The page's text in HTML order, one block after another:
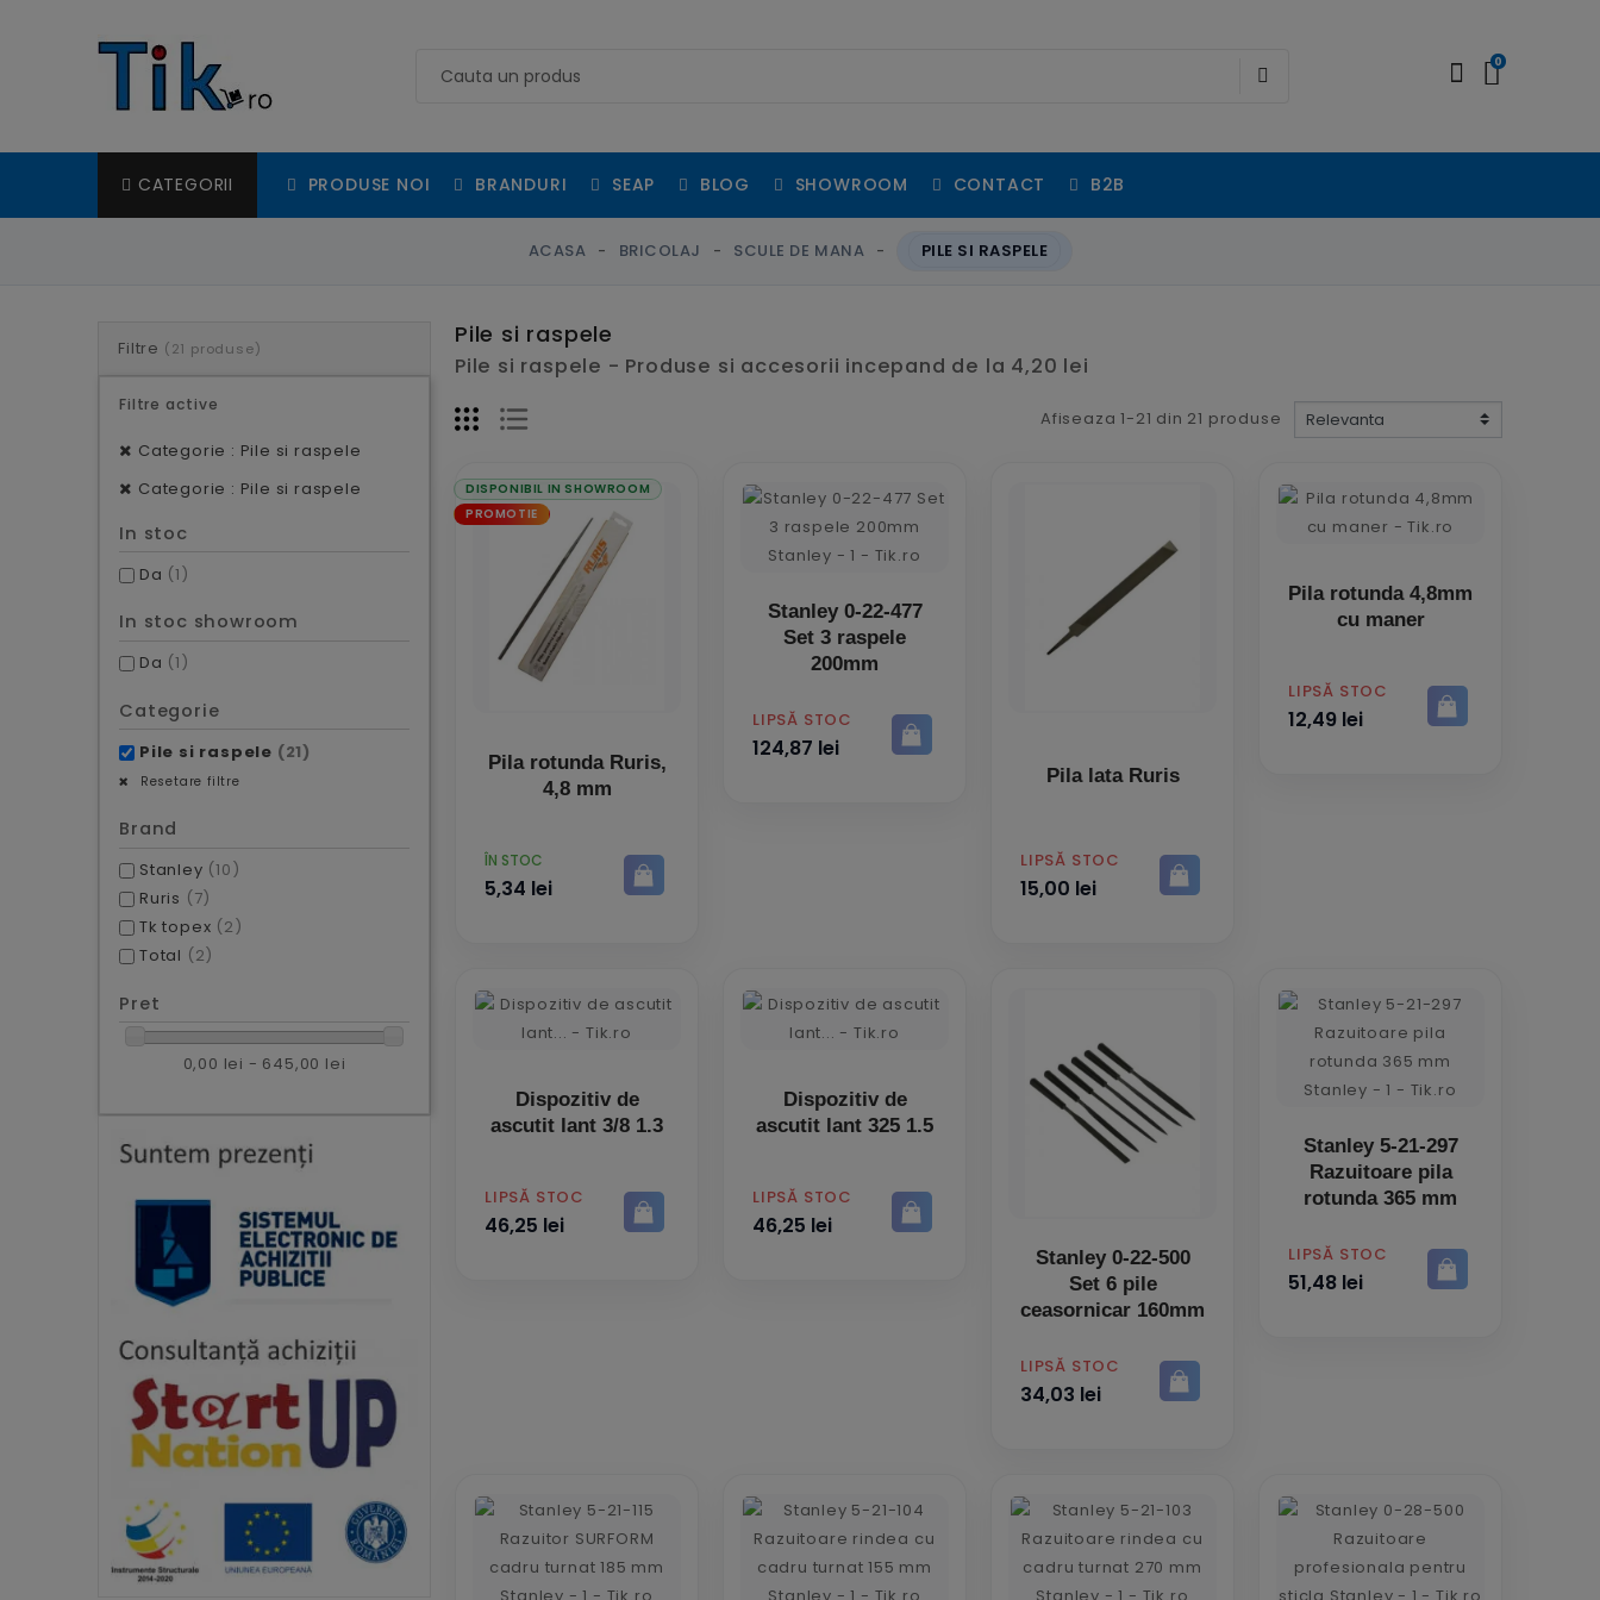
0
CATEGORII PRODUSE NOI BRANDURI SEAP BLOG SHOWROOM CONTACT B2B
ACASA BRICOLAJ SCULE DE MANA PILE SI RASPELE
Filtre (21 produse)
Filtre active
Categorie : Pile si raspele
Categorie : Pile si raspele
In stoc
Da (1)
In stoc showroom
Da (1)
Categorie
Pile si raspele (21)
Resetare filtre
Brand
Stanley (10)
Ruris (7)
Tk topex (2)
Total (2)
Pret
0,00 lei - 645,00 lei
Pile si raspele
Pile si raspele - Produse si accesorii incepand de la 4,20 lei
Afiseaza 1-21 din 21 produse
DISPONIBIL IN SHOWROOM
PROMOTIE
Pila rotunda Ruris,
4,8 mm
PRET
ÎN STOC
5,34 lei
Stanley 0-22-477
Set 3 raspele
200mm
PRET
LIPSĂ STOC
124,87 lei
Pila lata Ruris
PRET
LIPSĂ STOC
15,00 lei
Pila rotunda 4,8mm
cu maner
PRET
LIPSĂ STOC
12,49 lei
Dispozitiv de
ascutit lant 3/8 1.3
PRET
LIPSĂ STOC
46,25 lei
Dispozitiv de
ascutit lant 325 1.5
PRET
LIPSĂ STOC
46,25 lei
Stanley 0-22-500
Set 6 pile
ceasornicar 160mm
PRET
LIPSĂ STOC
34,03 lei
Stanley 5-21-297
Razuitoare pila
rotunda 365 mm
PRET
LIPSĂ STOC
51,48 lei